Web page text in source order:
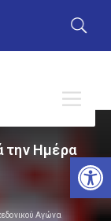
την Ημέρα
Αγώνα